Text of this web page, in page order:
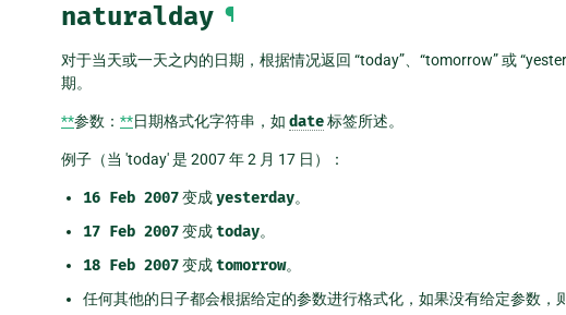
naturalday ¶
对于当天或一天之内的日期，根据情况返回 “today”、“tomorrow” 或
期。
**参数： **日期格式化字符串，如 date标签所述。
例子（当 'today' 是 2007 年 2 月 17 日）：
16 Feb 2007变成yesterday。
17 Feb 2007变成today。
18 Feb 2007变成tomorrow。
任何其他的日子都会根据给定的参数进行格式化，如果没有给定参数，